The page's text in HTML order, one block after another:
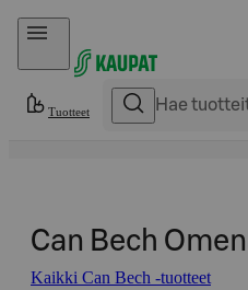
Hyppää sisältöön
Tuotteet
Can Bech
Kaikki Can Bech -tuotteet